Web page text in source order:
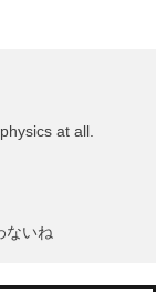
at all.
ないね